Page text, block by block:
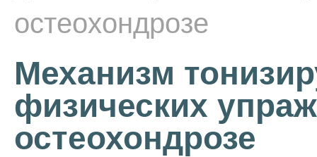
остеохондрозе
Механизм
физических
остеохондрозе